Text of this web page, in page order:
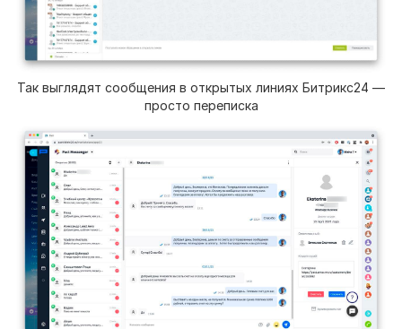
Так выглядят сообщения в открытых линиях Битрикс24 —
просто переписка